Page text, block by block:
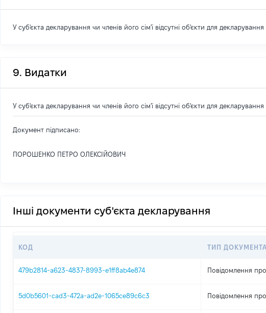
У суб'єкта декларування чи членів його сім'ї відсутні об'єкти для декларування
9. Видатки
У суб'єкта декларування чи членів його сім'ї відсутні об'єкти для декларування
Документ підписано:
ПОРОШЕНКО ПЕТРО ОЛЕКСІЙОВИЧ
Інші документи суб'єкта декларування
КОД ТИП ДОКУМЕНТА
479b2814-a623-4837-8993-e1ff8ab4e874 Повідомлення
5d0b5601-cad3-472a-ad2e-1065ce89c6c3 Повідомлення